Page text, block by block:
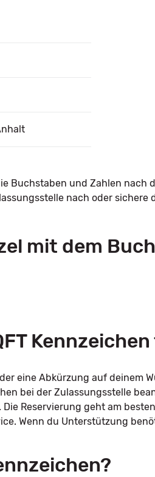
Buchstaben und Zahlen nach
nach oder sichere
mit dem
eine Abkürzung auf deinem
bei der Zulassungsstelle
Reservierung geht am
Wenn du Unterstützung